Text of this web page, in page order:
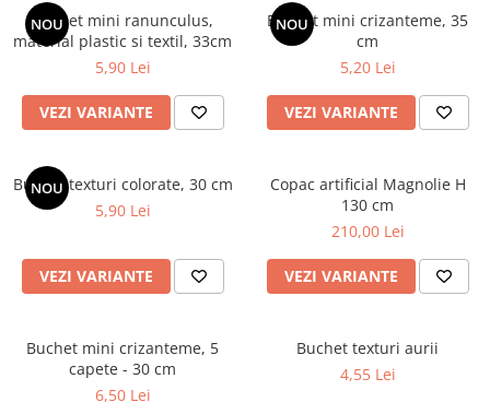
Cala
Iasomie
Narcise
Wisteria
Cap minirosa
Cap orhidee phalaenopsis
Ghirlande
Flori artificiale la ghiveci
Verdeata decorativa
Petrecere fetite
Petrecere Baieti
Petrecere Adulti
NOU
Buchet mini ranunculus,
material plastic si textil, 33cm
5,90 Lei
VEZI VARIANTE
NOU
Buchet mini crizanteme, 35
cm
5,20 Lei
VEZI VARIANTE
NOU
Buchet texturi colorate, 30 cm
5,90 Lei
VEZI VARIANTE
Copac artificial Magnolie H
130 cm
210,00 Lei
VEZI VARIANTE
Buchet mini crizanteme, 5
capete - 30 cm
6,50 Lei
Buchet texturi aurii
4,55 Lei